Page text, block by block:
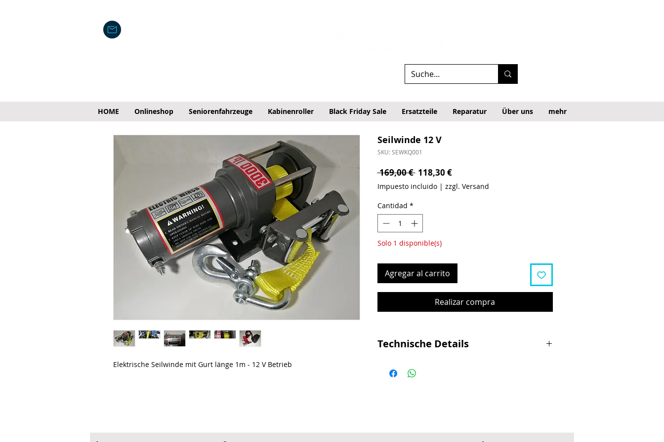
HOME Onlineshop Seniorenfahrzeuge Kabinenroller Black Friday Sale Ersatzteile Reparatur Über uns mehr
Elektrische Seilwinde mit Gurt länge 1m - 12 V Betrieb
Seilwinde 12 V
SKU: SEWKQ001
169,00 € Precio
118,30 €Precio de oferta
Impuesto incluido| zzgl. Versand
Cantidad *
Solo 1 disponible(s)
Agregar al carrito
Realizar compra
Technische Details
Quads
Montageplatte